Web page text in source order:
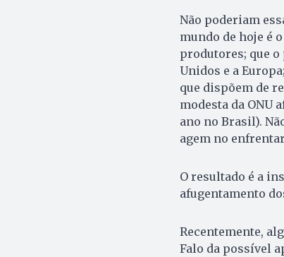
Não poderiam
mundo de hoje é
produtores; que
Unidos e a
que dispõem de
modesta da ONU
ano no Brasil).
agem no
O resultado é a
afugentamento
Recentemente,
Falo da possível